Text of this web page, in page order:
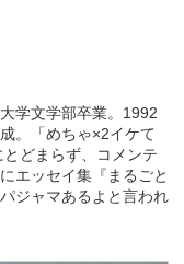
学文学部卒業。1992
。「めちゃ×2イケて
どまらず、コメンテ
エッセイ集『まるごと
ジャマあるよと言われ